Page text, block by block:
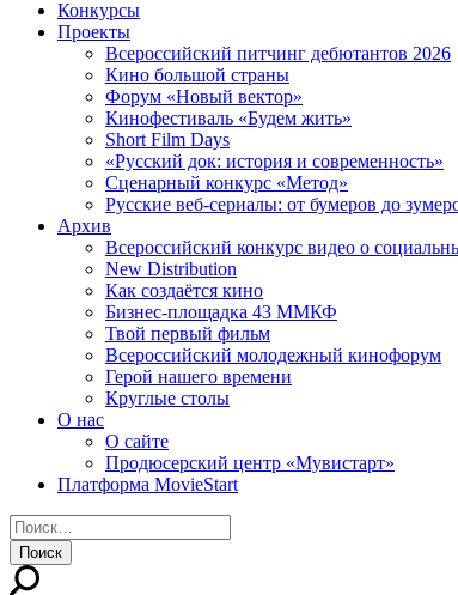
Конкурсы
Проекты
Всероссийский питчинг дебютантов 2026
Кино большой страны
Форум «Новый вектор»
Кинофестиваль «Будем жить»
Short Film Days
«Русский док: история и современность»
Сценарный конкурс «Метод»
Русские веб-сериалы: от бумеров до
Архив
Всероссийский конкурс видео о
New Distribution
Как создаётся кино
Бизнес-площадка 43 ММКФ
Твой первый фильм
Всероссийский молодежный кинофорум
Герой нашего времени
Круглые столы
О нас
О сайте
Продюсерский центр «Мувистарт»
Платформа MovieStart